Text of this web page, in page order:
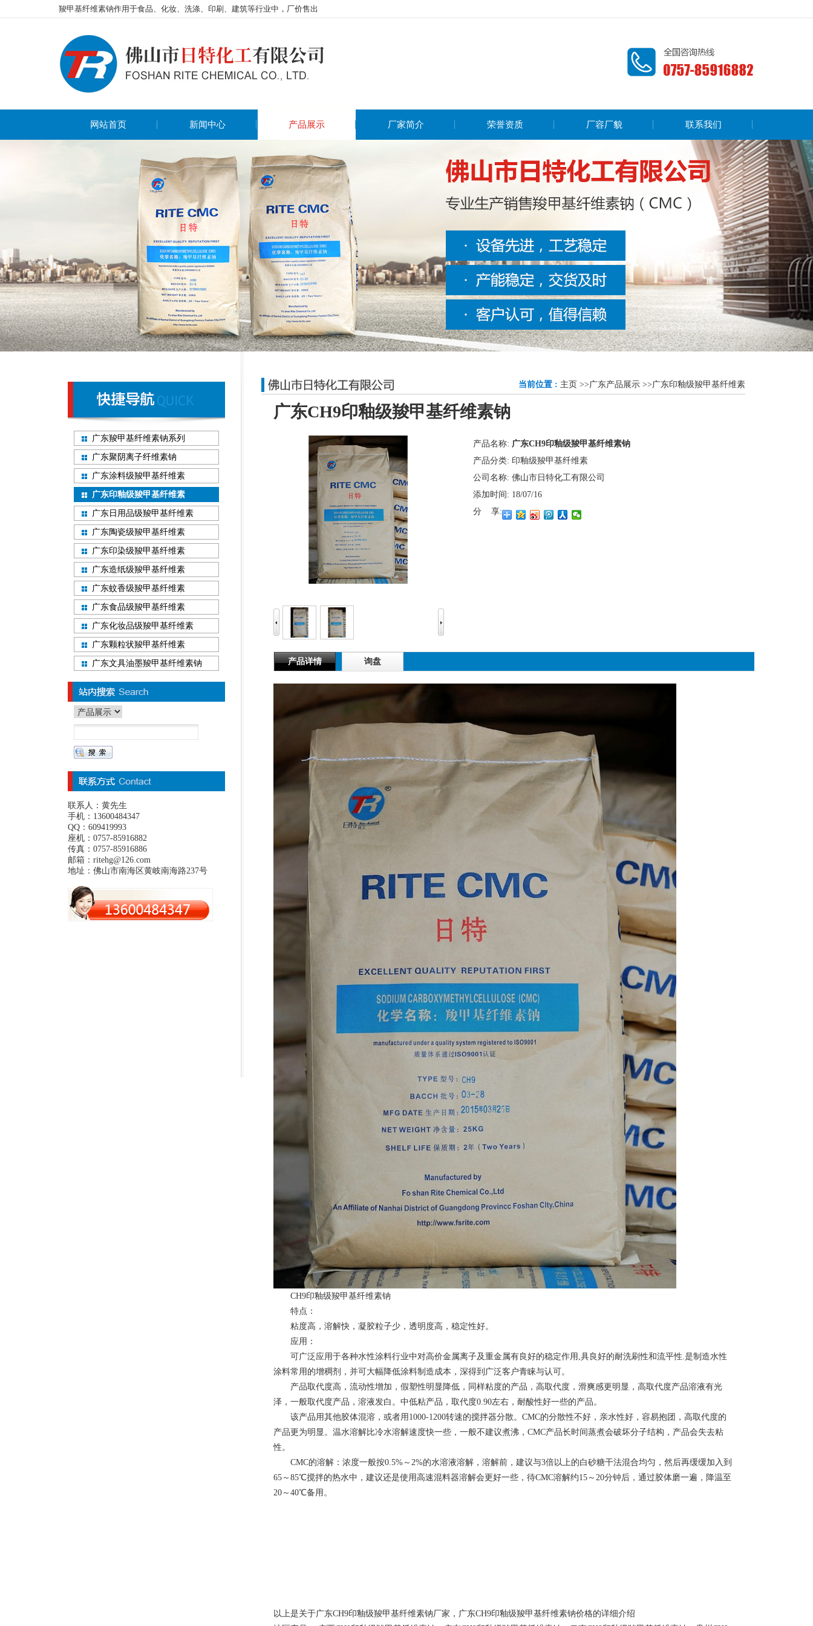
羧甲基纤维素钠作用于食品、化妆、洗涤、印刷、建筑等行业中，厂价售出
网站首页 新闻中心 产品展示 厂家简介 荣誉资质 厂容厂貌 联系我们
当前位置 : 主页 >>广东产品展示 >>广东印釉级羧甲基纤维素
广东CH9印釉级羧甲基纤维素钠
产品名称: 广东CH9印釉级羧甲基纤维素钠
产品分类: 印釉级羧甲基纤维素
公司名称: 佛山市日特化工有限公司
添加时间: 18/07/16
分 享:
产品详情 询盘
CH9印釉级羧甲基纤维素钠
特点：
粘度高，溶解快，凝胶粒子少，透明度高，稳定性好。
应用：
可广泛应用于各种水性涂料行业中对高价金属离子及重金属有良好的稳定作用,具良好的耐洗刷性和流平性.是制造水性
涂料常用的增稠剂，并可大幅降低涂料制造成本，深得到广泛客户青睐与认可。
产品取代度高，流动性增加，假塑性明显降低，同样粘度的产品，高取代度，滑爽感更明显，高取代度产品溶液有光
泽，一般取代度产品，溶液发白。中低粘产品，取代度0.90左右，耐酸性好一些的产品。
该产品用其他胶体混溶，或者用1000-1200转速的搅拌器分散。CMC的分散性不好，亲水性好，容易抱团，高取代度的
产品更为明显。温水溶解比冷水溶解速度快一些，一般不建议煮沸，CMC产品长时间蒸煮会破坏分子结构，产品会失去粘
性。
CMC的溶解：浓度一般按0.5%～2%的水溶液溶解，溶解前，建议与3倍以上的白砂糖干法混合均匀，然后再缓缓加入到
65～85℃搅拌的热水中，建议还是使用高速混料器溶解会更好一些，待CMC溶解约15～20分钟后，通过胶体磨一遍，降温至
20～40℃备用。
以上是关于广东CH9印釉级羧甲基纤维素钠厂家，广东CH9印釉级羧甲基纤维素钠价格的详细介绍
广东羧甲基纤维素钠系列
广东聚阴离子纤维素钠
广东涂料级羧甲基纤维素
广东印釉级羧甲基纤维素
广东日用品级羧甲基纤维素
广东陶瓷级羧甲基纤维素
广东印染级羧甲基纤维素
广东造纸级羧甲基纤维素
广东蚊香级羧甲基纤维素
广东食品级羧甲基纤维素
广东化妆品级羧甲基纤维素
广东颗粒状羧甲基纤维素
广东文具油墨羧甲基纤维素钠
联系人：黄先生
手机：13600484347
QQ：609419993
座机：0757-85916882
传真：0757-85916886
邮箱：ritehg@126.com
地址：佛山市南海区黄岐南海路237号